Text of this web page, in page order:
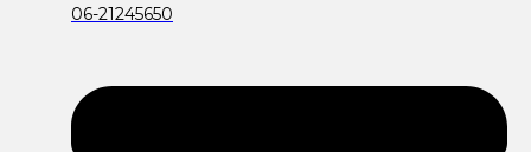
06-21245650